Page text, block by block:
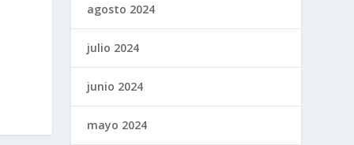
agosto 2024
julio 2024
junio 2024
mayo 2024